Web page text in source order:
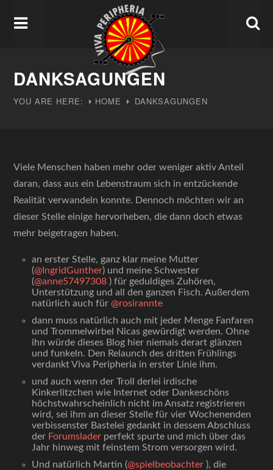
DANKSAGUNGEN
YOU ARE HERE: HOME DANKSAGUNGEN
Viele Menschen haben mehr oder weniger aktiv Anteil
daran, dass aus ein Lebenstraum sich in entzückende
Realität verwandeln konnte. Dennoch möchten wir an
dieser Stelle einige hervorheben, die dann doch etwas
mehr beigetragen haben.
an erster Stelle, ganz klar meine Mutter
(@ IngridGunther) und meine Schwester
(@anne57497308
Unterstützung und all den ganzen Fisch. Außerdem
natürlich auch für@rosirannte
dann muss natürlich auch mit jeder Menge Fanfaren
und Trommelwirbel Nicas gewürdigt werden. Ohne
ihn würde dieses Blog hier niemals derart glänzen
und funkeln. Den Relaunch des dritten Frühlings
verdankt Viva Peripheria in erster Linie ihm.
und auch wenn der Troll derlei irdische
Kinkerlitzchen wie Internet oder Dankeschöns
höchstwahrscheinlich nicht im Ansatz registrieren
wird, sei ihm an dieser Stelle für vier Wochenenden
verbissenster Bastelei gedankt in dessem Abschluss
der Forumslader perfekt spurte und mich über das
Jahr hinweg mit feinstem Strom versorgen wird.
Und natürlich Martin (@spielbeobachter ), die